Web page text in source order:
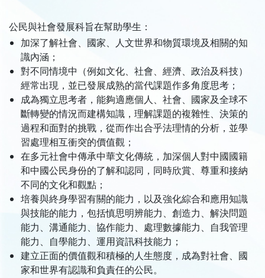
公民與社會發展科旨在幫助學生：
加深了解社會、國家、人文世界和物質環境及相關的知
識內涵；
對不同情境中（例如文化、社會、經濟、政治及科技）
經常出現，並已發展成熟的當代課題作多角度思考；
成為獨立思考者，能夠適應個人、社會、國家及全球不
斷轉變的情況而建構知識，理解課題的複雜性、決策的
過程和面對的挑戰，從而作出合乎法理情的分析，並學
習處理相互衝突的價值觀；
在多元社會中傳承中華文化傳統，加深個人對中國國籍
和中國公民身份的了解和認同，同時欣賞、尊重和接納
不同的文化和觀點；
培養與終身學習有關的能力，以及強化綜合和應用知識
與技能的能力，包括慎思明辨能力、創造力、解決問題
能力、溝通能力、協作能力、處理數據能力、自我管理
能力、自學能力、運用資訊科技能力；
建立正面的價值觀和積極的人生態度，成為對社會、國
家和世界有認識和負責任的公民。